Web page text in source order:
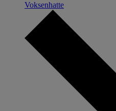
Voksenhatte